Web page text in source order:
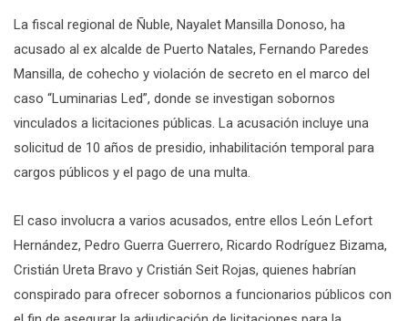
La fiscal regional de Ñuble, Nayalet Mansilla Donoso, ha
acusado al ex alcalde de Puerto Natales, Fernando Paredes
Mansilla, de cohecho y violación de secreto en el marco del
caso “Luminarias Led”, donde se investigan sobornos
vinculados a licitaciones públicas. La acusación incluye una
solicitud de 10 años de presidio, inhabilitación temporal para
cargos públicos y el pago de una multa.
El caso involucra a varios acusados, entre ellos León Lefort
Hernández, Pedro Guerra Guerrero, Ricardo Rodríguez Bizama,
Cristián Ureta Bravo y Cristián Seit Rojas, quienes habrían
conspirado para ofrecer sobornos a funcionarios públicos con